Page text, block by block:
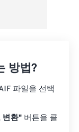
방법?
파일을 선택
변환" 버튼을 클